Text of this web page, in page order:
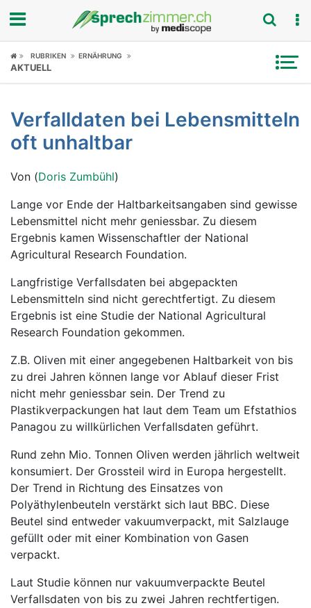
Fokus
Symptome
Ratgeber
Rubriken
RUBRIKEN ERNÄHRUNG
AKTUELL
Verfalldaten bei Lebensmitteln
oft unhaltbar
Von (Doris Zumbühl)
Lange vor Ende der Haltbarkeitsangaben sind gewisse
Lebensmittel nicht mehr geniessbar. Zu diesem
Ergebnis kamen Wissenschaftler der National
Agricultural Research Foundation.
Langfristige Verfallsdaten bei abgepackten
Lebensmitteln sind nicht gerechtfertigt. Zu diesem
Ergebnis ist eine Studie der National Agricultural
Research Foundation gekommen.
Z.B. Oliven mit einer angegebenen Haltbarkeit von bis
zu drei Jahren können lange vor Ablauf dieser Frist
nicht mehr geniessbar sein. Der Trend zu
Plastikverpackungen hat laut dem Team um Efstathios
Panagou zu willkürlichen Verfallsdaten geführt.
Rund zehn Mio. Tonnen Oliven werden jährlich weltweit
konsumiert. Der Grossteil wird in Europa hergestellt.
Der Trend in Richtung des Einsatzes von
Polyäthylenbeuteln verstärkt sich laut BBC. Diese
Beutel sind entweder vakuumverpackt, mit Salzlauge
gefüllt oder mit einer Kombination von Gasen
verpackt.
Laut Studie können nur vakuumverpackte Beutel
Verfallsdaten von bis zu zwei Jahren rechtfertigen.